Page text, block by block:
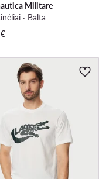
Militare
· Balta
€